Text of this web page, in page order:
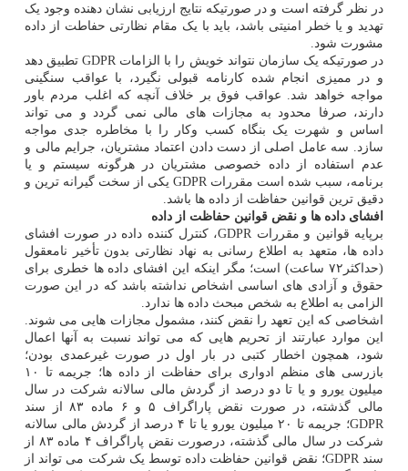
در نظر گرفته است و در صورتیکه نتایج ارزیابی نشان دهنده وجود یک
تهدید و یا خطر امنیتی باشد، باید با یک مقام نظارتی حفاطت از داده
مشورت شود.
در صورتیکه یک سازمان نتواند خویش را با الزامات GDPR تطبیق دهد
و در ممیزی انجام شده کارنامه قبولی نگیرد، با عواقب سنگینی
مواجه خواهد شد. عواقب فوق بر خلاف آنچه که اغلب مردم باور
دارند، صرفا محدود به مجازات های مالی نمی گردد و می تواند
اساس و شهرت یک بنگاه کسب وکار را با مخاطره جدی مواجه
سازد. سه عامل اصلی از دست دادن اعتماد مشتریان، جرایم مالی و
عدم استفاده از داده خصوصی مشتریان در هرگونه سیستم و یا
برنامه، سبب شده است مقررات GDPR یکی از سخت گیرانه ترین و
دقیق ترین قوانین حفاظت از داده ها باشد.
افشای داده ها و نقض قوانین حفاظت از داده
برپایه قوانین و مقررات GDPR، کنترل کننده داده در صورت افشای
داده ها، متعهد به اطلاع رسانی به نهاد نظارتی بدون تأخیر نامعقول
(حداکثر۷۲ ساعت) است؛ مگر اینکه این افشای داده ها خطری برای
حقوق و آزادی های اساسی اشخاص نداشته باشد که در این صورت
الزامی به اطلاع به شخص مبحث داده ها ندارد.
اشخاصی که این تعهد را نقض کنند، مشمول مجازات هایی می شوند.
این موارد عبارتند از تحریم هایی که می تواند نسبت به آنها اعمال
شود، همچون اخطار کتبی در بار اول در صورت غیرعمدی بودن؛
بازرسی های منظم ادواری برای حفاظت از داده ها؛ جریمه تا ۱۰
میلیون یورو و یا تا دو درصد از گردش مالی سالانه شرکت در سال
مالی گذشته، در صورت نقض پاراگراف ۵ و ۶ ماده ۸۳ از سند
GDPR؛ جریمه تا ۲۰ میلیون یورو یا تا ۴ درصد از گردش مالی سالانه
شرکت در سال مالی گذشته، درصورت نقض پاراگراف ۴ ماده ۸۳ از
سند GDPR؛ نقض قوانین حفاظت داده توسط یک شرکت می تواند از